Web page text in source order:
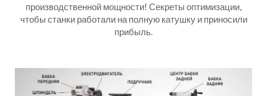
производственной мощности! Секреты оптимизации,
чтобы станки работали на полную катушку и приносили
прибыль.